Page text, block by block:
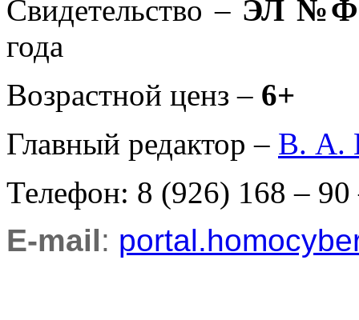
Свидетельство – ЭЛ
года
Возрастной ценз – 6+
Главный редактор – В. А.
Телефон: 8 (926) 168 – 90
E-mail: